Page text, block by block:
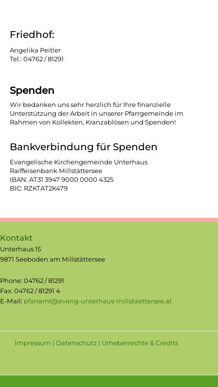
Friedhof:
Angelika Peitler
Tel.: 04762 / 81291
Spenden
Wir bedanken uns sehr herzlich für Ihre finanzielle
Unterstützung der Arbeit in unserer Pfarrgemeinde im
Rahmen von Kollekten, Kranzablösen und Spenden!
Bankverbindung für Spenden
Evangelische Kirchengemeinde Unterhaus
Raiffeisenbank Millstättersee
IBAN: AT31 3947 9000 0000 4325
BIC: RZKTAT2K479
Kontakt
Unterhaus 15
9871 Seeboden am Millstättersee
Phone: 04762 / 81291
Fax: 04762 / 81291 4
E-Mail: pfarramt@evang-unterhaus-millstaettersee.at
Impressum | Datenschutz | Urheberrechte & Credits